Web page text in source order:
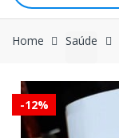
Home Saúde
-12%